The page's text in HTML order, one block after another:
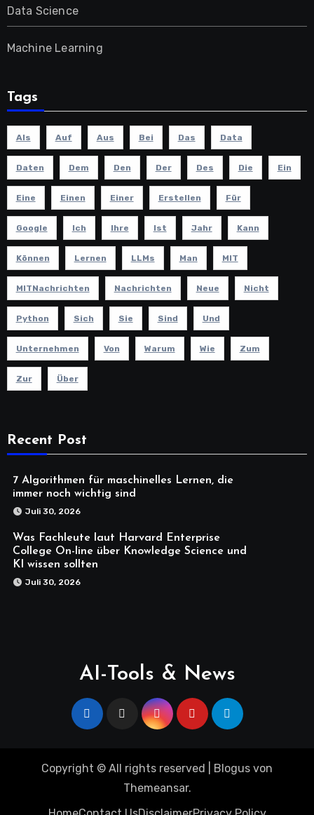
Data Science
Machine Learning
Tags
Als Auf Aus Bei Das Data
Daten Dem Den Der Des Die Ein
Eine Einen Einer Erstellen Für
Google Ich Ihre Ist Jahr Kann
Können Lernen LLMs Man MIT
MITNachrichten Nachrichten Neue Nicht
Python Sich Sie Sind Und
Unternehmen Von Warum Wie Zum
Zur Über
Recent Post
7 Algorithmen für maschinelles Lernen, die
immer noch wichtig sind
Juli 30, 2026
Was Fachleute laut Harvard Enterprise
College On-line über Knowledge Science und
KI wissen sollten
Juli 30, 2026
AI-Tools & News
Copyright © All rights reserved Blogus von
Themeansar.